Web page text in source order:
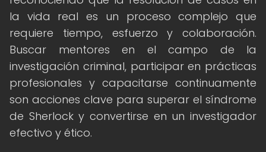
la vida real es un proceso complejo que
requiere tiempo, esfuerzo y colaboración.
Buscar mentores en el campo de la
investigación criminal, participar en prácticas
profesionales y capacitarse continuamente
son acciones clave para superar el síndrome
de Sherlock y convertirse en un investigador
efectivo y ético.